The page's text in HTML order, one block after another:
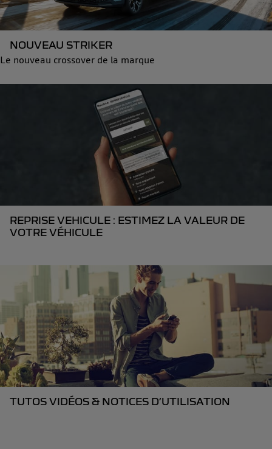
NOUVEAU STRIKER
Le nouveau crossover de la marque
REPRISE VEHICULE : ESTIMEZ LA VALEUR DE
VOTRE VÉHICULE
TUTOS VIDÉOS & NOTICES D’UTILISATION